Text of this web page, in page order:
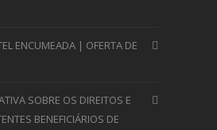
ENCUMEADA | OFERTA DE
SOBRE OS DIREITOS E
BENEFICIÁRIOS DE